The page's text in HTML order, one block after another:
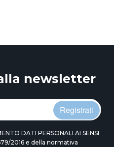
newsletter
Registrati
DATI PERSONALI AI SENSI
2016 e della normativa